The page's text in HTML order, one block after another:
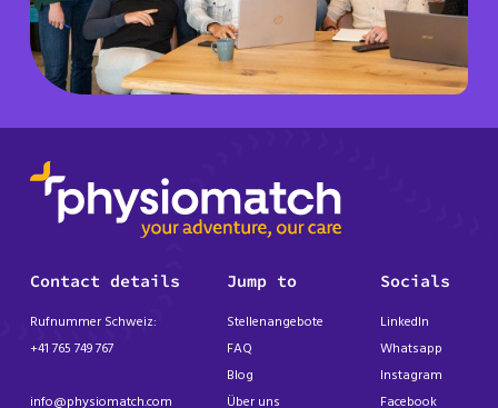
Contact details
Rufnummer Schweiz:
+41 765 749 767
info@physiomatch.com
Jump to
Stellenangebote
FAQ
Blog
Über uns
Socials
LinkedIn
Whatsapp
Instagram
Facebook